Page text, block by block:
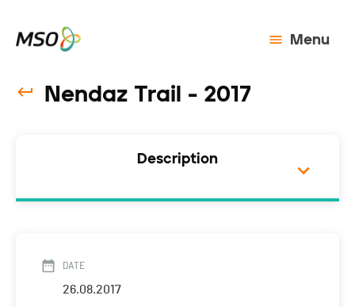
Menu
Nendaz Trail - 2017
Description
DATE
26.08.2017